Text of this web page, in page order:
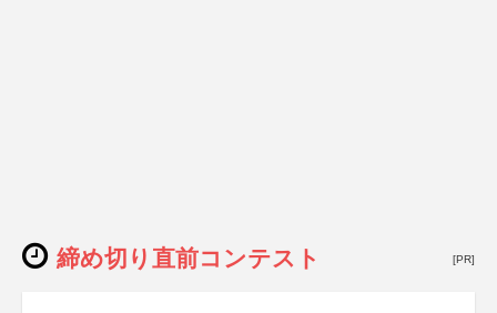
締め切り直前コンテスト [PR]